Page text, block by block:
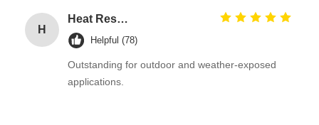
H
Heat Resistant Black EPDM Rubber O Rings for Gas Valves with Excellent Ozone Resistance for Automotive Tank Seal
Helpful (78)
Outstanding for outdoor and weather-exposed
applications.